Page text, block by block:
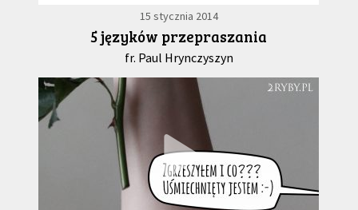
15 stycznia 2014
5 języków przepraszania
fr. Paul Hrynczyszyn